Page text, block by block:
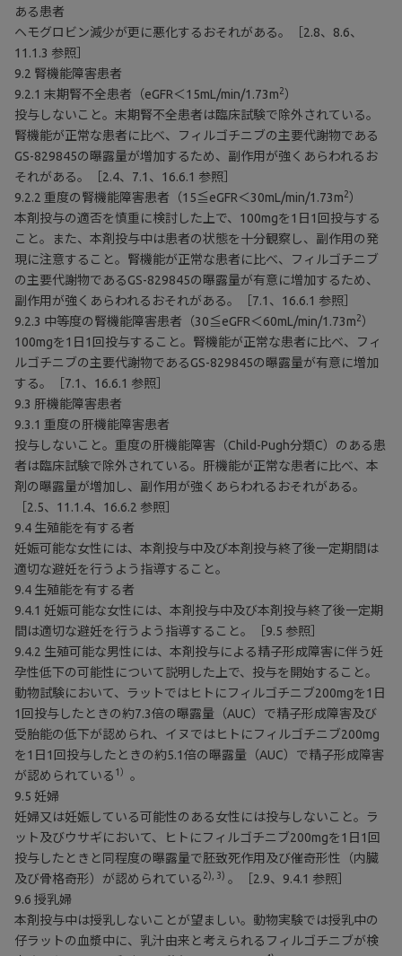
ある患者
ヘモグロビン減少が更に悪化するおそれがある。［2.8、8.6、
11.1.3 参照］
9.2 腎機能障害患者
9.2.1 末期腎不全患者（eGFR＜15mL/min/1.73m2）
投与しないこと。末期腎不全患者は臨床試験で除外されている。
腎機能が正常な患者に比べ、フィルゴチニブの主要代謝物である
GS-829845の曝露量が増加するため、副作用が強くあらわれるお
それがある。［2.4、7.1、16.6.1 参照］
9.2.2 重度の腎機能障害患者（15≦eGFR＜30mL/min/1.73m2）
本剤投与の適否を慎重に検討した上で、100mgを1日1回投与する
こと。また、本剤投与中は患者の状態を十分観察し、副作用の発
現に注意すること。腎機能が正常な患者に比べ、フィルゴチニブ
の主要代謝物であるGS-829845の曝露量が有意に増加するため、
副作用が強くあらわれるおそれがある。［7.1、16.6.1 参照］
9.2.3 中等度の腎機能障害患者（30≦eGFR＜60mL/min/1.73m2）
100mgを1日1回投与すること。腎機能が正常な患者に比べ、フィ
ルゴチニブの主要代謝物であるGS-829845の曝露量が有意に増加
する。［7.1、16.6.1 参照］
9.3 肝機能障害患者
9.3.1 重度の肝機能障害患者
投与しないこと。重度の肝機能障害（Child-Pugh分類C）のある患
者は臨床試験で除外されている。肝機能が正常な患者に比べ、本
剤の曝露量が増加し、副作用が強くあらわれるおそれがある。
［2.5、11.1.4、16.6.2 参照］
9.4 生殖能を有する者
妊娠可能な女性には、本剤投与中及び本剤投与終了後一定期間は
適切な避妊を行うよう指導すること。
9.4 生殖能を有する者
9.4.1 妊娠可能な女性には、本剤投与中及び本剤投与終了後一定期
間は適切な避妊を行うよう指導すること。［9.5 参照］
9.4.2 生殖可能な男性には、本剤投与による精子形成障害に伴う妊
孕性低下の可能性について説明した上で、投与を開始すること。
動物試験において、ラットではヒトにフィルゴチニブ200mgを1日
1回投与したときの約7.3倍の曝露量（AUC）で精子形成障害及び
受胎能の低下が認められ、イヌではヒトにフィルゴチニブ200mg
を1日1回投与したときの約5.1倍の曝露量（AUC）で精子形成障害
が認められている 1） 。
9.5 妊婦
妊婦又は妊娠している可能性のある女性には投与しないこと。ラ
ット及びウサギにおいて、ヒトにフィルゴチニブ200mgを1日1回
投与したときと同程度の曝露量で胚致死作用及び催奇形性（内臓
及び骨格奇形）が認められている 2), 3) 。［2.9、9.4.1 参照］
9.6 授乳婦
本剤投与中は授乳しないことが望ましい。動物実験では授乳中の
仔ラットの血漿中に、乳汁由来と考えられるフィルゴチニブが検